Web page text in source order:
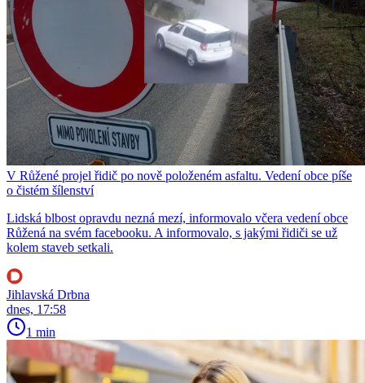
V Růžené projel řidič po nově položeném asfaltu. Vedení obce píše
o čistém šílenství
Lidská blbost opravdu nezná mezí, informovalo včera vedení obce
Růžená na svém facebooku. A informovalo, s jakými řidiči se už
kolem staveb setkali.
Jihlavská Drbna
dnes, 17:58
1 min